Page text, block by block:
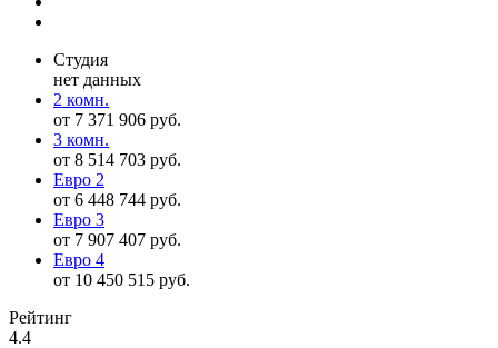
Студия
нет данных
2 комн.
от 7 371 906 руб.
3 комн.
от 8 514 703 руб.
Евро 2
от 6 448 744 руб.
Евро 3
от 7 907 407 руб.
Евро 4
от 10 450 515 руб.
Рейтинг
4.4